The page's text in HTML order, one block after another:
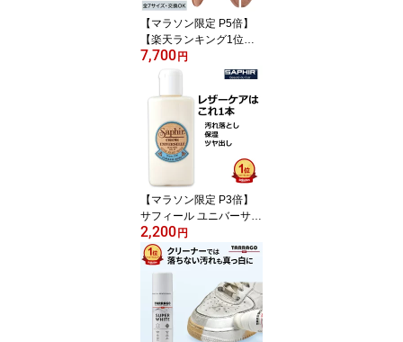
-1
【マラソン限定 P5倍】
【楽天ランキング1位受
賞！】 スレイプニル ト
ラディショナル モデル
【サイズ交換可能】 木製
メンズ レッドシダー シ
ューツリー シューズキー
パー シダー 革靴 靴 Sleip
nir 吸湿 高級 高級靴 シワ
伸ばし 乾燥 幅広
7,700円
【マラソン限定 P3倍】
サフィール ユニバーサル
レザー ローション 保革
保湿 お手入れ 手入れ 汚
れ 汚れ落とし クリーナ
ー クリーニング 本革 革
革製品 革靴 靴 鞄 革バッ
グ バッグ 財布 ベルト 革
ジャン ライダース 手袋
2,200円